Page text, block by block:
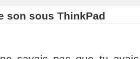
son sous ThinkPad